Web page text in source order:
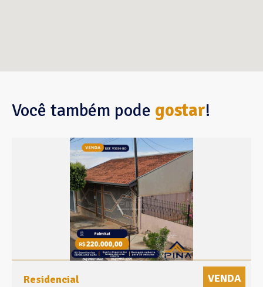
Você também pode gostar!
Residencial VENDA